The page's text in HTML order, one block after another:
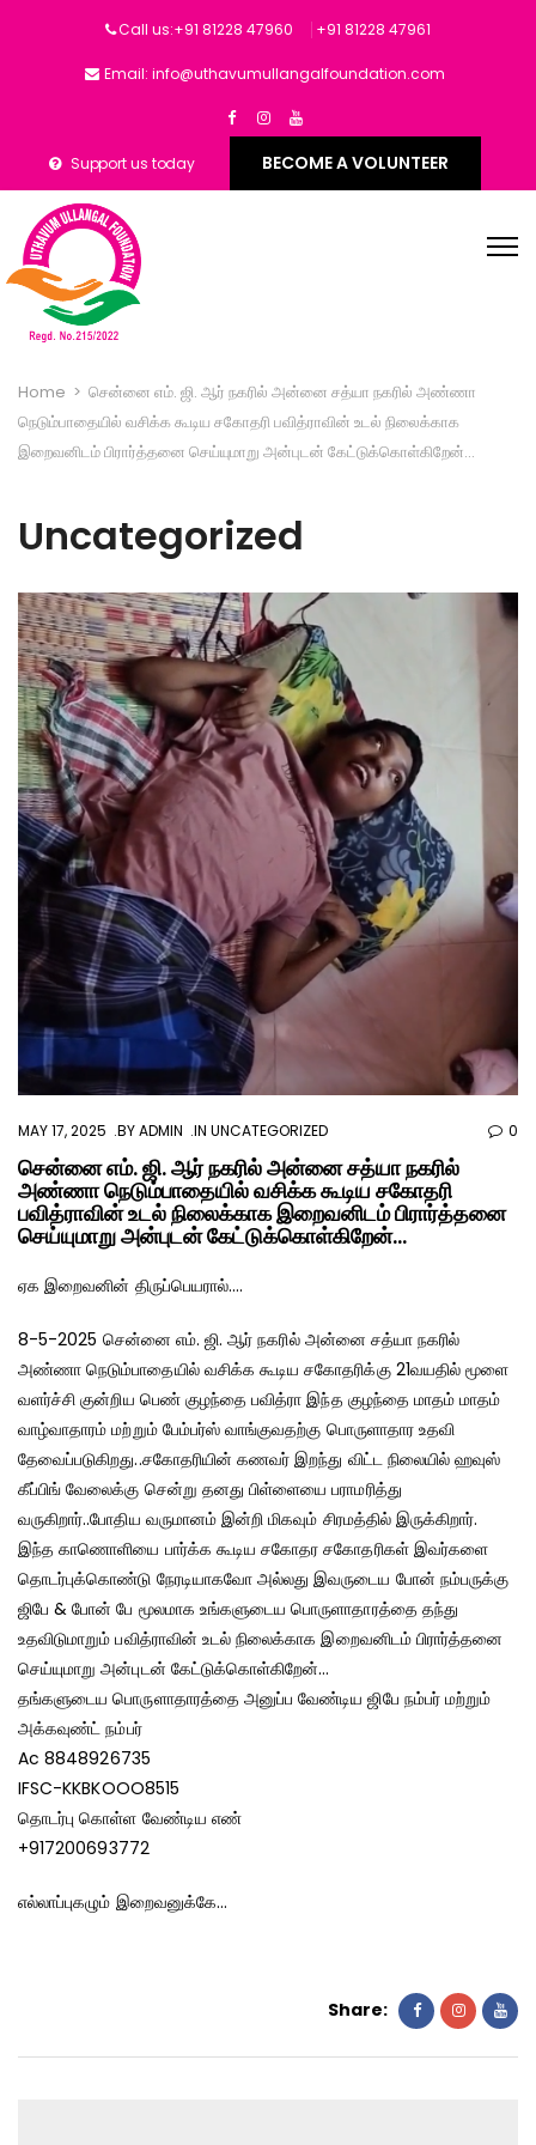
Call us:+91 81228 47960 ‎+91 81228 47961
Email: info@uthavumullangalfoundation.com
Support us today BECOME A VOLUNTEER
Home > சென்னை எம். ஜி. ஆர் நகரில் அன்னை சத்யா நகரில் அண்ணா
நெடும்பாதையில் வசிக்க கூடிய சகோதரி பவித்ராவின் உடல் நிலைக்காக
இறைவனிடம் பிரார்த்தனை செய்யுமாறு அன்புடன் கேட்டுக்கொள்கிறேன்…
Uncategorized
MAY 17, 2025 BYADMIN IN UNCATEGORIZED 0
சென்னை எம். ஜி. ஆர் நகரில் அன்னை சத்யா நகரில்
அண்ணா நெடும்பாதையில் வசிக்க கூடிய சகோதரி
பவித்ராவின் உடல் நிலைக்காக இறைவனிடம் பிரார்த்தனை
செய்யுமாறு அன்புடன் கேட்டுக்கொள்கிறேன்…
ஏக இறைவனின் திருப்பெயரால்….
8-5-2025 சென்னை எம். ஜி. ஆர் நகரில் அன்னை சத்யா நகரில்
அண்ணா நெடும்பாதையில் வசிக்க கூடிய சகோதரிக்கு 21வயதில் மூளை
வளர்ச்சி குன்றிய பெண் குழந்தை பவித்ரா இந்த குழந்தை மாதம் மாதம்
வாழ்வாதாரம் மற்றும் பேம்பர்ஸ் வாங்குவதற்கு பொருளாதார உதவி
தேவைப்படுகிறது..சகோதரியின் கணவர் இறந்து விட்ட நிலையில் ஹவுஸ்
கீப்பிங் வேலைக்கு சென்று தனது பிள்ளையை பராமரித்து
வருகிறார்..போதிய வருமானம் இன்றி மிகவும் சிரமத்தில் இருக்கிறார்.
இந்த காணொளியை பார்க்க கூடிய சகோதர சகோதரிகள் இவர்களை
தொடர்புக்கொண்டு நேரடியாகவோ அல்லது இவருடைய போன் நம்பருக்கு
ஜிபே & போன் பே மூலமாக உங்களுடைய பொருளாதாரத்தை தந்து
உதவிடுமாறும் பவித்ராவின் உடல் நிலைக்காக இறைவனிடம் பிரார்த்தனை
செய்யுமாறு அன்புடன் கேட்டுக்கொள்கிறேன்…
தங்களுடைய பொருளாதாரத்தை அனுப்ப வேண்டிய ஜிபே நம்பர் மற்றும்
அக்கவுண்ட் நம்பர்
Ac 8848926735
IFSC-KKBKOOO8515
தொடர்பு கொள்ள வேண்டிய எண்
+917200693772
எல்லாப்புகழும் இறைவனுக்கே…
Share: